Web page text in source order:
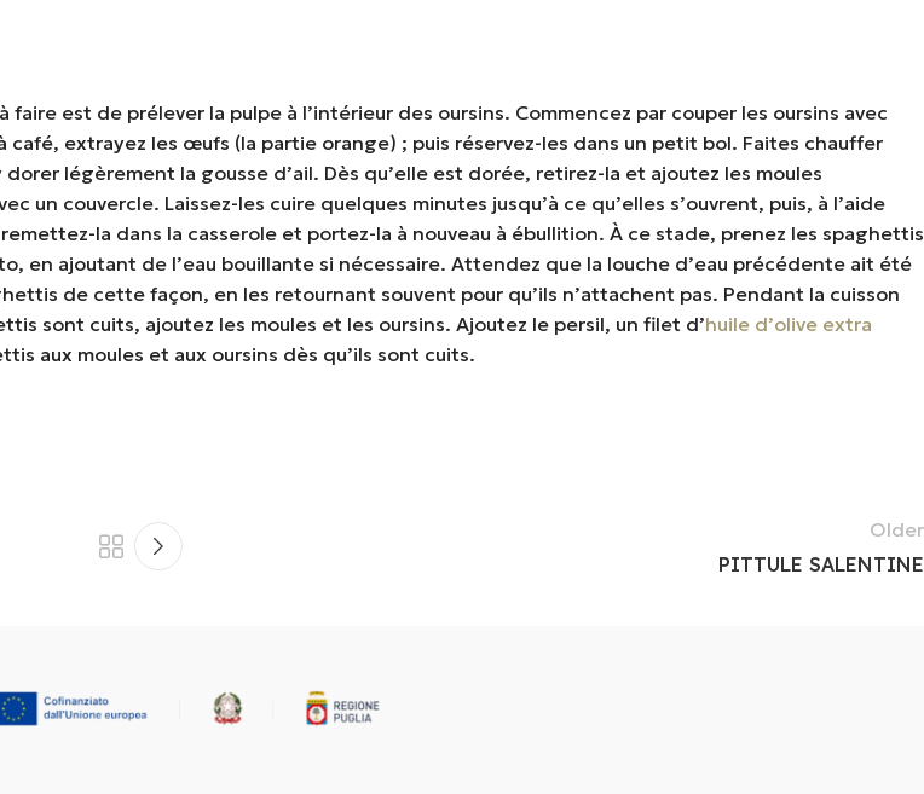
est de prélever la pulpe à l’intérieur des oursins. Commencez par couper les oursins avec
café, extrayez les œufs (la partie orange) ; puis réservez-les dans un petit bol. Faites chauffer
légèrement la gousse d’ail. Dès qu’elle est dorée, retirez-la et ajoutez les moules
un couvercle. Laissez-les cuire quelques minutes jusqu’à ce qu’elles s’ouvrent, puis, à l’aide
la dans la casserole et portez-la à nouveau à ébullition. À ce stade, prenez les spaghettis
en ajoutant de l’eau bouillante si nécessaire. Attendez que la louche d’eau précédente ait été
de cette façon, en les retournant souvent pour qu’ils n’attachent pas. Pendant la cuisson
sont cuits, ajoutez les moules et les oursins. Ajoutez le persil, un filet d’huile d’olive extra
aux moules et aux oursins dès qu’ils sont cuits.
Older
PITTULE SALENTINE